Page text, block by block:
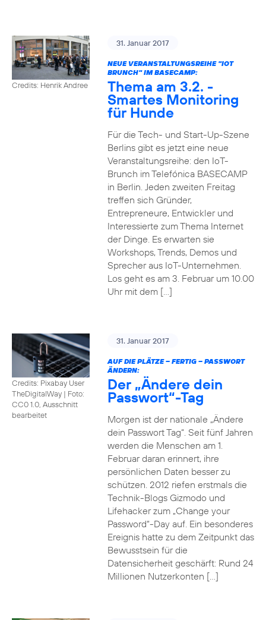
Credits: Henrik Andree
31. Januar 2017
NEUE VERANSTALTUNGSREIHE "IOT
BRUNCH" IM BASECAMP:
Thema am 3.2. -
Smartes Monitoring
für Hunde
Für die Tech- und Start-Up-Szene
Berlins gibt es jetzt eine neue
Veranstaltungsreihe: den IoT-
Brunch im Telefónica BASECAMP
in Berlin. Jeden zweiten Freitag
treffen sich Gründer,
Entrepreneure, Entwickler und
Interessierte zum Thema Internet
der Dinge. Es erwarten sie
Workshops, Trends, Demos und
Sprecher aus IoT-Unternehmen.
Los geht es am 3. Februar um 10.00
Uhr mit dem […]
Credits: Pixabay User
TheDigitalWay | Foto:
CC0 1.0, Ausschnitt
bearbeitet
31. Januar 2017
AUF DIE PLÄTZE – FERTIG – PASSWORT
ÄNDERN:
Der „Ändere dein
Passwort“-Tag
Morgen ist der nationale „Ändere
dein Passwort Tag“. Seit fünf Jahren
werden die Menschen am 1.
Februar daran erinnert, ihre
persönlichen Daten besser zu
schützen. 2012 riefen erstmals die
Technik-Blogs Gizmodo und
Lifehacker zum „Change your
Password“-Day auf. Ein besonderes
Ereignis hatte zu dem Zeitpunkt das
Bewusstsein für die
Datensicherheit geschärft: Rund 24
Millionen Nutzerkonten […]